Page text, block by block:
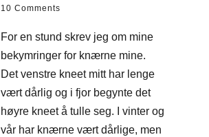
10 Comments
For en stund skrev jeg om mine
bekymringer for knærne mine.
Det venstre kneet mitt har lenge
vært dårlig og i fjor begynte det
høyre kneet å tulle seg. I vinter og
vår har knærne vært dårlige, men